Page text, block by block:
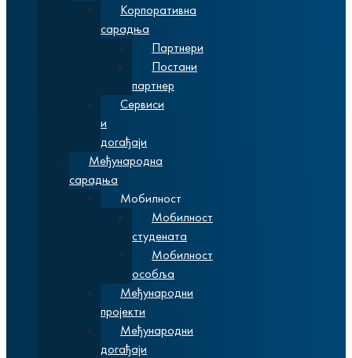
Корпоративна
сарадња
Партнери
Постани
партнер
Сервиси
и
догађаји
Међународна
сарадња
Мобилност
Мобилност
студената
Мобилност
особља
Међународни
пројекти
Међународни
догађаји